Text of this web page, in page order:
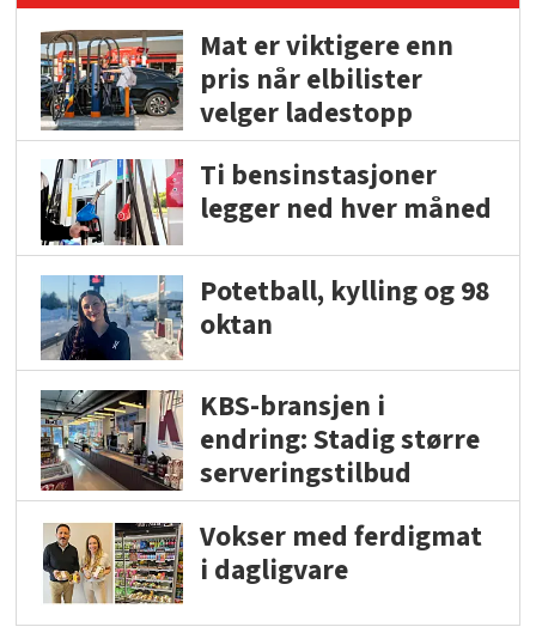
Mat er viktigere enn
pris når elbilister
velger ladestopp
Ti bensinstasjoner
legger ned hver måned
Potetball, kylling og 98
oktan
KBS-bransjen i
endring: Stadig større
serveringstilbud
Vokser med ferdigmat
i dagligvare